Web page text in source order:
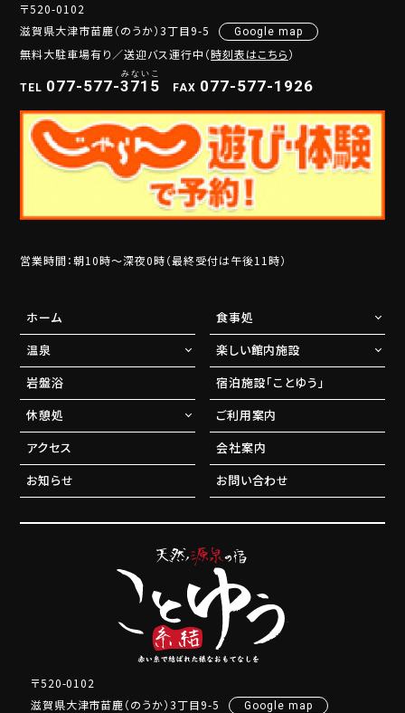
〒520-0102
滋賀県大津市苗鹿（のうか）3丁目9-5
Google map
無料大駐車場有り／送迎バス運行中（時刻表はこちら）
TEL 077-577-371 5 FAX 077-577-1926
営業時間：朝10時～深夜0時（最終受付は午後11時）
ホーム
温泉
岩盤浴
休憩処
食事処
楽しい館内施設
宿泊施設「ことゆう」
ご利用案内
アクセス
会社案内
お知らせ
お問い合わせ
〒520-0102
滋賀県大津市苗鹿（のうか）3丁目9-5
Google map